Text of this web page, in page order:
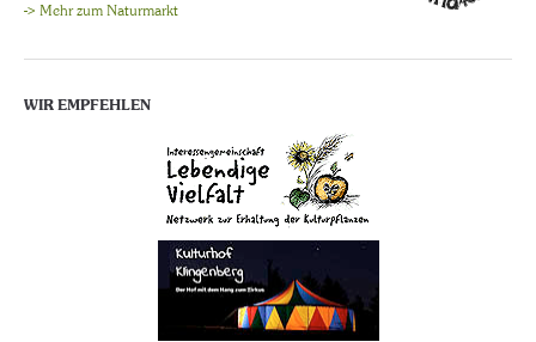
-> Mehr zum Naturmarkt
WIR EMPFEHLEN